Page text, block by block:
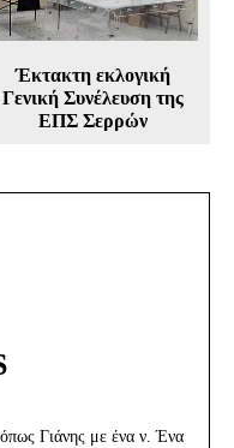
Έκτακτη εκλογική
Γενική Συνέλευση της
ΕΠΣ Σερρών
Γιάνης με ένα ν. Ένα